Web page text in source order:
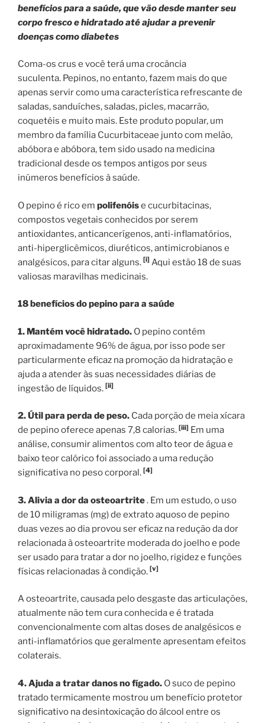
benefícios para a saúde, que vão desde manter seu
corpo fresco e hidratado até ajudar a prevenir
doenças como diabetes
Coma-os crus e você terá uma crocância
suculenta. Pepinos, no entanto, fazem mais do que
apenas servir como uma característica refrescante de
saladas, sanduíches, saladas, picles, macarrão,
coquetéis e muito mais. Este produto popular, um
membro da família Cucurbitaceae junto com melão,
abóbora e abóbora, tem sido usado na medicina
tradicional desde os tempos antigos por seus
inúmeros benefícios à saúde.
O pepino é rico em polifenóise cucurbitacinas,
compostos vegetais conhecidos por serem
antioxidantes, anticancerígenos, anti-inflamatórios,
anti-hiperglicêmicos, diuréticos, antimicrobianos e
analgésicos, para citar alguns. [i] Aqui estão 18 de suas
valiosas maravilhas medicinais.
18 benefícios do pepino para a saúde
1. Mantém você hidratado. O pepino contém
aproximadamente 96% de água, por isso pode ser
particularmente eficaz na promoção da hidratação e
ajuda a atender às suas necessidades diárias de
ingestão de líquidos. [ii]
2. Útil para perda de peso. Cada porção de meia xícara
de pepino oferece apenas 7,8 calorias. [iii] Em uma
análise, consumir alimentos com alto teor de água e
baixo teor calórico foi associado a uma redução
significativa no peso corporal. [4]
3. Alivia a dor da osteoartrite. Em um estudo, o uso
de 10 miligramas (mg) de extrato aquoso de pepino
duas vezes ao dia provou ser eficaz na redução da dor
relacionada à osteoartrite moderada do joelho e pode
ser usado para tratar a dor no joelho, rigidez e funções
físicas relacionadas à condição. [v]
A osteoartrite, causada pelo desgaste das articulações,
atualmente não tem cura conhecida e é tratada
convencionalmente com altas doses de analgésicos e
anti-inflamatórios que geralmente apresentam efeitos
colaterais.
4. Ajuda a tratar danos no fígado. O suco de pepino
tratado termicamente mostrou um benefício protetor
significativo na desintoxicação do álcool entre os